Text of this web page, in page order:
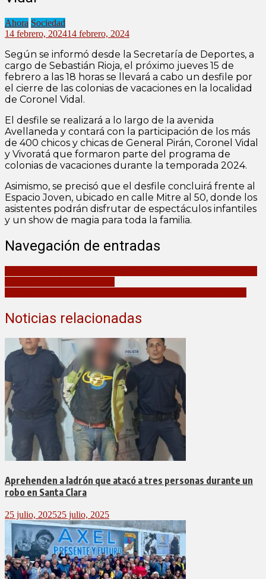
Ahora Sociedad
14 febrero, 202414 febrero, 2024
Según se informó desde la Secretaría de Deportes, a
cargo de Sebastián Rioja, el próximo jueves 15 de
febrero a las 18 horas se llevará a cabo un desfile por
el cierre de las colonias de vacaciones en la localidad
de Coronel Vidal.
El desfile se realizará a lo largo de la avenida
Avellaneda y contará con la participación de los más
de 400 chicos y chicas de General Pirán, Coronel Vidal
y Vivoratá que formaron parte del programa de
colonias de vacaciones durante la temporada 2024.
Asimismo, se precisó que el desfile concluirá frente al
Espacio Joven, ubicado en calle Mitre al 50, donde los
asistentes podrán disfrutar de espectáculos infantiles
y un show de magia para toda la familia.
Navegación de entradas
Noticias relacionadas
Aprehenden a ladrón que atacó a tres personas durante un
robo en Santa Clara
25 julio, 202525 julio, 2025